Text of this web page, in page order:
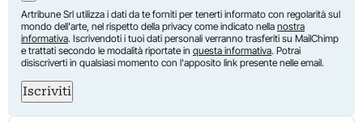
Artribune Srl utilizza i dati da te forniti per tenerti informato con regolarità sul
mondo dell'arte, nel rispetto della privacy come indicato nella nostra
informativa. Iscrivendoti i tuoi dati personali verranno trasferiti su MailChimp
e trattati secondo le modalità riportate in questa informativa. Potrai
disiscriverti in qualsiasi momento con l'apposito link presente nelle email.
Iscriviti